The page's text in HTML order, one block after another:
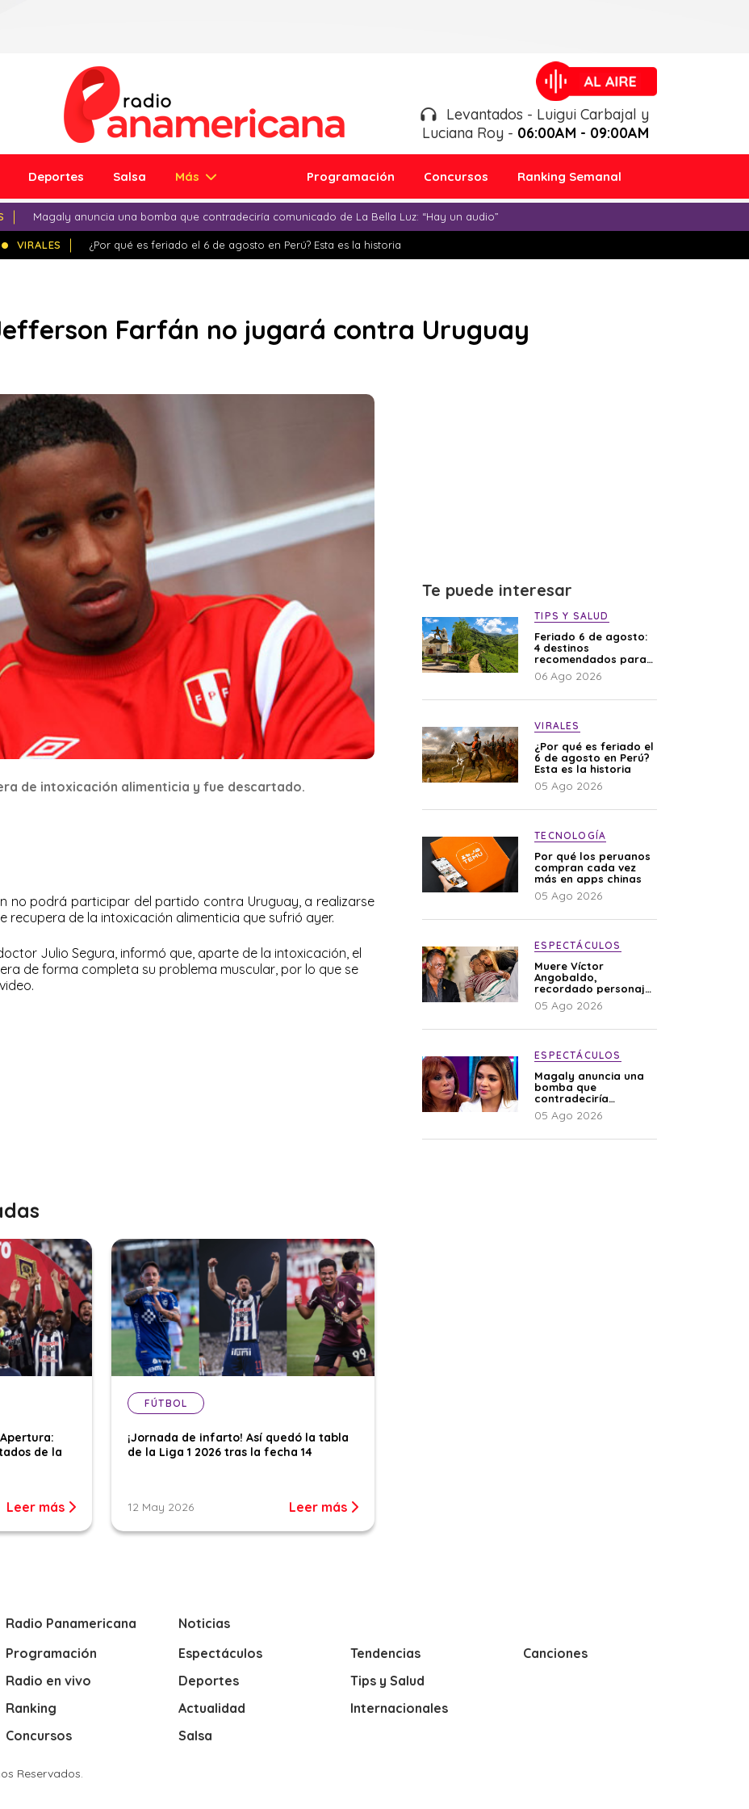
Levantados - Luigui Carbajal y
Luciana Roy - 06:00AM - 09:00AM
Deportes Salsa Más Programación Concursos Ranking Semanal
Magaly anuncia una bomba que contradeciría comunicado de La Bella Luz: “Hay un audio”
VIRALES ¿Por qué es feriado el 6 de agosto en Perú? Esta es la historia
Farfán no jugará contra Uruguay
de intoxicación alimenticia y fue descartado.
no podrá participar del partido contra Uruguay, a realizarse
recupera de la intoxicación alimenticia que sufrió ayer.
Julio Segura, informó que, aparte de la intoxicación, el
de forma completa su problema muscular, por lo que se
de la
Leer más
FÚTBOL
¡Jornada de infarto! Así quedó la tabla
de la Liga 1 2026 tras la fecha 14
12 May 2026 Leer más
Te puede interesar
TIPS Y SALUD
Feriado 6 de agosto:
4 destinos
recomendados para
disfrutar el descanso
06 Ago 2026
VIRALES
¿Por qué es feriado el
6 de agosto en Perú?
Esta es la historia
05 Ago 2026
TECNOLOGÍA
Por qué los peruanos
compran cada vez
más en apps chinas
05 Ago 2026
ESPECTÁCULOS
Muere Víctor
Angobaldo,
recordado personaje
de la farándula y
expareja de Shirley
05 Ago 2026
ESPECTÁCULOS
Magaly anuncia una
bomba que
contradeciría
comunicado de La
Bella Luz: “Hay un
05 Ago 2026
Radio Panamericana
Programación
Radio en vivo
Ranking
Concursos
Noticias
Espectáculos
Deportes
Actualidad
Salsa
Tendencias
Tips y Salud
Internacionales
Canciones
Reservados.